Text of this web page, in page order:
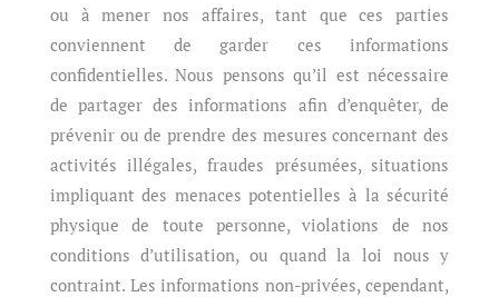
ou à mener nos affaires, tant que ces parties
conviennent de garder ces informations
confidentielles. Nous pensons qu’il est nécessaire
de partager des informations afin d’enquêter, de
prévenir ou de prendre des mesures concernant des
activités illégales, fraudes présumées, situations
impliquant des menaces potentielles à la sécurité
physique de toute personne, violations de nos
conditions d’utilisation, ou quand la loi nous y
contraint. Les informations non-privées, cependant,